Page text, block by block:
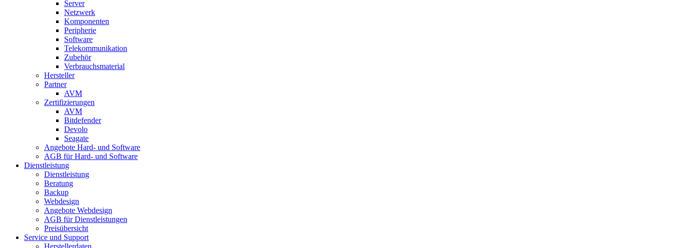
Server
Netzwerk
Komponenten
Peripherie
Software
Telekommunikation
Zubehör
Verbrauchsmaterial
Hersteller
Partner
AVM
Zertifizierungen
AVM
Bitdefender
Devolo
Seagate
Angebote Hard- und Software
AGB für Hard- und Software
Dienstleistung
Dienstleistung
Beratung
Backup
Webdesign
Angebote Webdesign
AGB für Dienstleistungen
Preisübersicht
Service und Support
Herstellerdaten